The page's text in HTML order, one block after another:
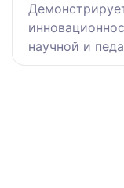
научной и